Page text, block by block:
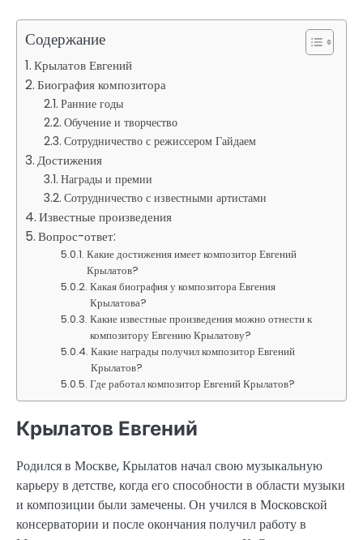
Содержание
Крылатов Евгений
Биография композитора
Ранние годы
Обучение и творчество
Сотрудничество с режиссером Гайдаем
Достижения
Награды и премии
Сотрудничество с известными артистами
Известные произведения
Вопрос-ответ:
Какие достижения имеет композитор Евгений
Крылатов?
Какая биография у композитора Евгения
Крылатова?
Какие известные произведения можно отнести к
композитору Евгению Крылатову?
Какие награды получил композитор Евгений
Крылатов?
Где работал композитор Евгений Крылатов?
Крылатов Евгений
Родился в Москве, Крылатов начал свою музыкальную
карьеру в детстве, когда его способности в области музыки
и композиции были замечены. Он учился в Московской
консерватории и после окончания получил работу в